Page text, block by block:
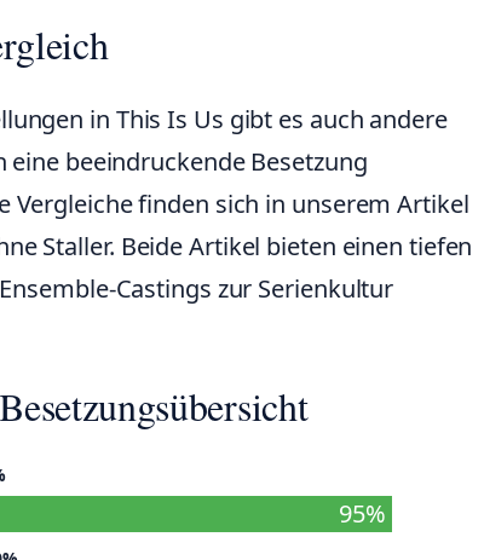
in This Is Us gibt es auch andere
beeindruckende Besetzung
Vergleiche finden sich in unserem Artikel
Staller. Beide Artikel bieten einen tiefen
Castings zur Serienkultur
95%